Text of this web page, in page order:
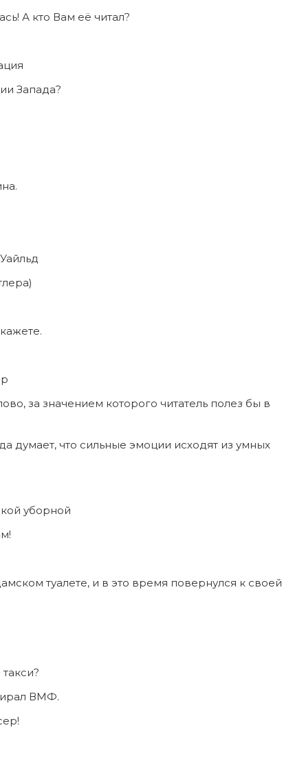
А кто Вам её читал?
Запада?
за значением которого читатель полез бы в
думает, что сильные эмоции исходят из умных
уборной
туалете, и в это время повернулся к своей
ВМФ.